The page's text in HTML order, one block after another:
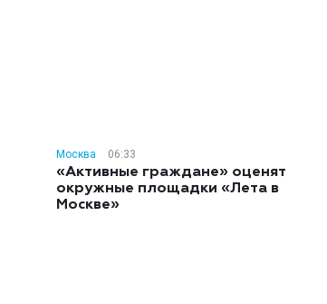
Москва 06:33
«Активные граждане» оценят
окружные площадки «Лета в
Москве»